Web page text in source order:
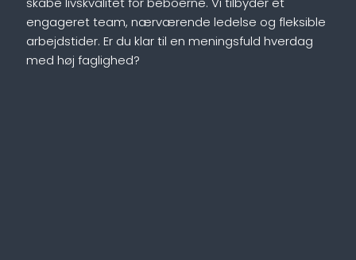
engageret team, nærværende ledelse og fleksible
arbejdstider. Er du klar til en meningsfuld hverdag
med høj faglighed?